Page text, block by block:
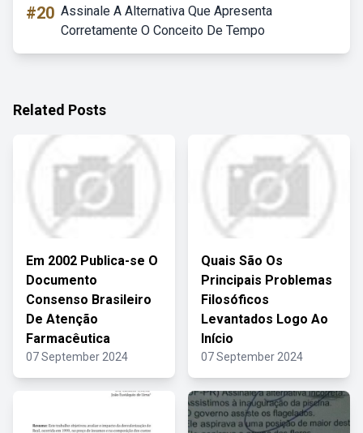
#20 Assinale A Alternativa Que Apresenta
Corretamente O Conceito De Tempo
Related Posts
Em 2002 Publica-se O
Documento
Consenso Brasileiro
De Atenção
Farmacêutica
07 September 2024
Quais São Os
Principais Problemas
Filosóficos
Levantados Logo Ao
Início
07 September 2024